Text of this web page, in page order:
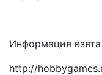
Информация взята
http://